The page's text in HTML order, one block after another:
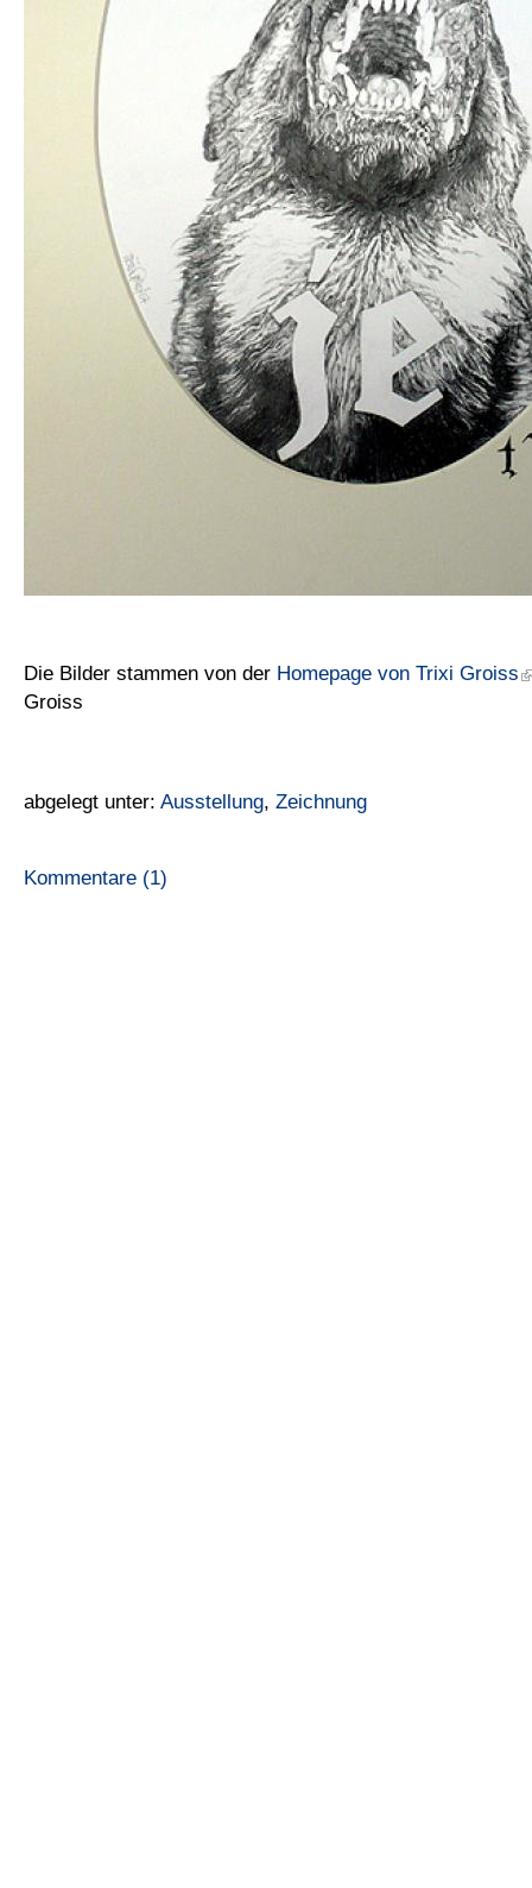
Die Bilder stammen von der Homepage von Trixi Groiss
Groiss
abgelegt unter: Ausstellung, Zeichnung
Kommentare (1)